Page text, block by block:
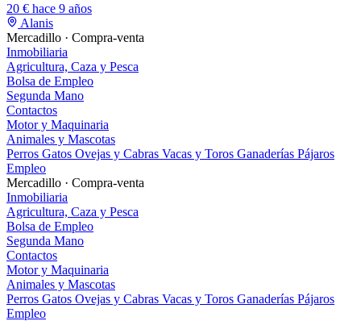
20 € hace 9 años
Alanis
Mercadillo · Compra-venta
Inmobiliaria
Agricultura, Caza y Pesca
Bolsa de Empleo
Segunda Mano
Contactos
Motor y Maquinaria
Animales y Mascotas
Perros Gatos Ovejas y Cabras Vacas y Toros Ganaderías Pájaros
Empleo
Mercadillo · Compra-venta
Inmobiliaria
Agricultura, Caza y Pesca
Bolsa de Empleo
Segunda Mano
Contactos
Motor y Maquinaria
Animales y Mascotas
Perros Gatos Ovejas y Cabras Vacas y Toros Ganaderías Pájaros
Empleo